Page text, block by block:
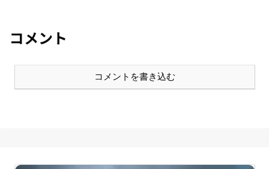
子などはこちらの記事からどう
ぞ！ルグラン軽井沢とはルグラ
コメント
コメントを書き込む